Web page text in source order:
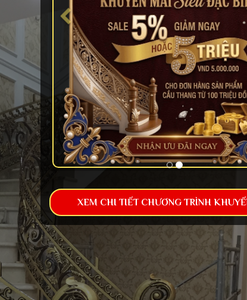
XEM CHI TIẾT CHƯƠNG TRÌNH